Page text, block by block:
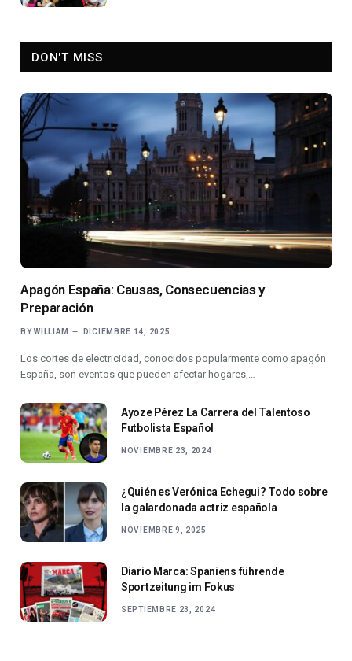
DON'T MISS
Apagón España: Causas, Consecuencias y
Preparación
BY WILLIAM DICIEMBRE 14, 2025
Los cortes de electricidad, conocidos popularmente como apagón
España, son eventos que pueden afectar hogares,…
Ayoze Pérez La Carrera del Talentoso
Futbolista Español
NOVIEMBRE 23, 2024
¿Quién es Verónica Echegui? Todo sobre
la galardonada actriz española
NOVIEMBRE 9, 2025
Diario Marca: Spaniens führende
Sportzeitung im Fokus
SEPTIEMBRE 23, 2024